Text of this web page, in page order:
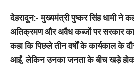
देहरादून:-मुख्यमंत्री पुष्कर सिंह धामी ने
अतिक्रमण और अवैध कब्जों पर सरकार का
कहा कि पिछले तीन वर्षों के कार्यकाल के
आईं, लेकिन उनका जनता के बीच खडे़